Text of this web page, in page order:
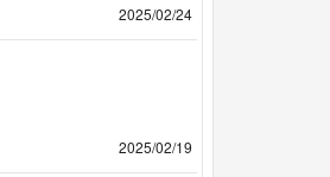
2025/02/24
2025/02/19